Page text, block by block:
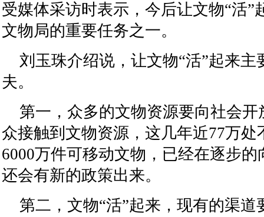
受媒体采访时表示，今后让文物“活”
文物局的重要任务之一。
刘玉珠介绍说，让文物“活”起来主
夫。
第一，众多的文物资源要向社会
众接触到文物资源，这几年近77万处
6000万件可移动文物，已经在逐步
还会有新的政策出来。
第二，文物“活”起来，现有的渠道